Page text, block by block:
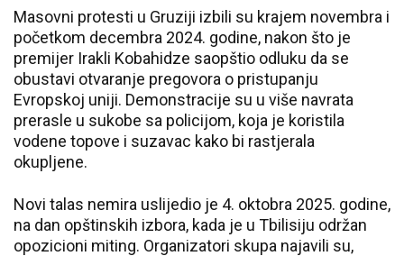
Masovni protesti u Gruziji izbili su krajem novembra i
početkom decembra 2024. godine, nakon što je
premijer Irakli Kobahidze saopštio odluku da se
obustavi otvaranje pregovora o pristupanju
Evropskoj uniji. Demonstracije su u više navrata
prerasle u sukobe sa policijom, koja je koristila
vodene topove i suzavac kako bi rastjerala
okupljene.
Novi talas nemira uslijedio je 4. oktobra 2025. godine,
na dan opštinskih izbora, kada je u Tbilisiju održan
opozicioni miting. Organizatori skupa najavili su,